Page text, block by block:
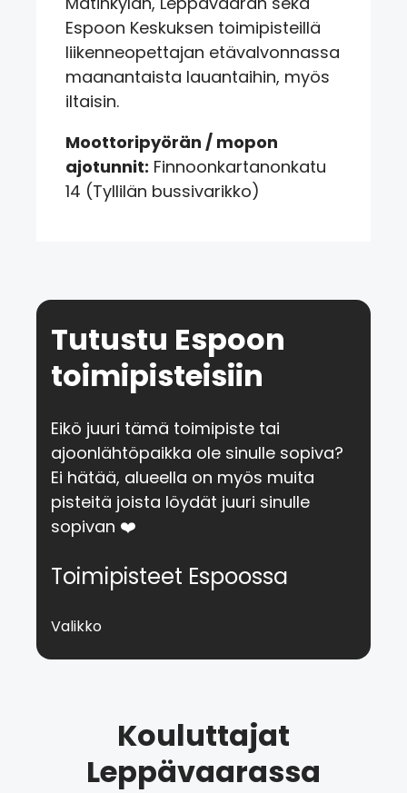
Espoon Keskuksen toimipisteillä
liikenneopettajan etävalvonnassa
maanantaista lauantaihin, myös
iltaisin.
Moottoripyörän / mopon
ajotunnit: Finnoonkartanonkatu
14 (Tyllilän bussivarikko)
Tutustu Espoon
toimipisteisiin
Eikö juuri tämä toimipiste tai
ajoonlähtöpaikka ole sinulle sopiva?
Ei hätää, alueella on myös muita
pisteitä joista löydät juuri sinulle
sopivan ❤️
Toimipisteet Espoossa
Valikko
Kouluttajat
Leppävaarassa